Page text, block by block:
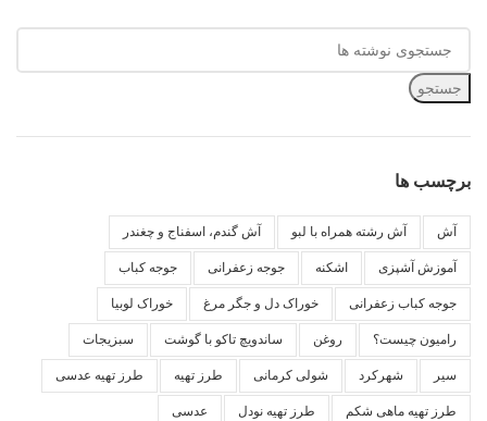
جستجو
برچسب ها
آش آش رشته همراه با لبو آش گندم، اسفناج و چغندر
آموزش آشپزی اشکنه جوجه زعفرانی جوجه کباب
جوجه کباب زعفرانی خوراک دل و جگر مرغ خوراک لوبیا
رامیون چیست؟ روغن ساندویچ تاکو با گوشت سبزیجات
سیر شهرکرد شولی کرمانی طرز تهیه طرز تهیه عدسی
طرز تهیه ماهی شکم طرز تهیه نودل عدسی